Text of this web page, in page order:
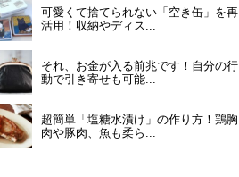
可愛くて捨てられない「空き缶」を再
活用！収納やディス...
それ、お金が入る前兆です！自分の行
動で引き寄せも可能...
超簡単「塩糖水漬け」の作り方！鶏胸
肉や豚肉、魚も柔ら...